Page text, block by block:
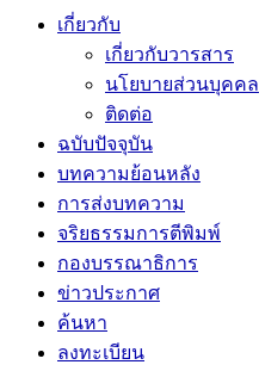
เกี่ยวกับ
เกี่ยวกับวารสาร
นโยบายส่วนบุคคล
ติดต่อ
ฉบับปัจจุบัน
บทความย้อนหลัง
การส่งบทความ
จริยธรรมการตีพิมพ์
กองบรรณาธิการ
ข่าวประกาศ
ค้นหา
ลงทะเบียน